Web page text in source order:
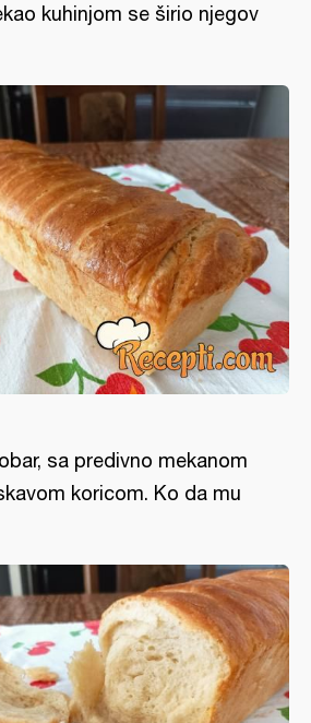
kuhinjom se širio njegov
sa predivno mekanom
koricom. Ko da mu